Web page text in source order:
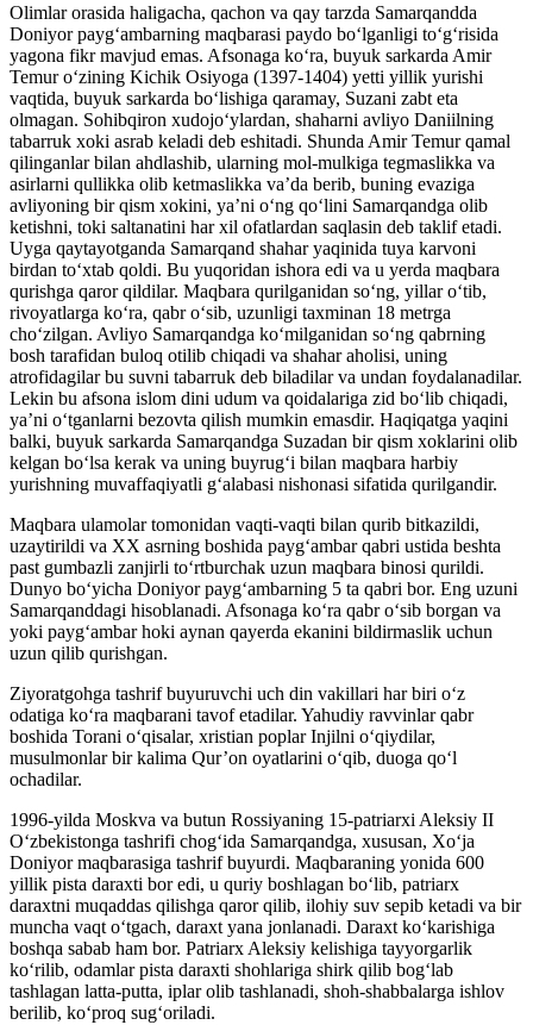
Olimlar orasida haligacha, qachon va qay tarzda Samarqandda
Doniyor paygʻambarning maqbarasi paydo boʻlganligi toʻgʻrisida
yagona fikr mavjud emas. Afsonaga ko‘ra, buyuk sarkarda Amir
Temur oʻzining Kichik Osiyoga (1397-1404) yetti yillik yurishi
vaqtida, buyuk sarkarda boʻlishiga qaramay, Suzani zabt eta
olmagan. Sohibqiron xudojoʻylardan, shaharni avliyo Daniilning
tabarruk xoki asrab keladi deb eshitadi. Shunda Amir Temur qamal
qilinganlar bilan ahdlashib, ularning mol-mulkiga tegmaslikka va
asirlarni qullikka olib ketmaslikka vaʼda berib, buning evaziga
avliyoning bir qism xokini, yaʼni oʻng qoʻlini Samarqandga olib
ketishni, toki saltanatini har xil ofatlardan saqlasin deb taklif etadi.
Uyga qaytayotganda Samarqand shahar yaqinida tuya karvoni
birdan to‘xtab qoldi. Bu yuqoridan ishora edi va u yerda maqbara
qurishga qaror qildilar. Maqbara qurilganidan so‘ng, yillar o‘tib,
rivoyatlarga ko‘ra, qabr o‘sib, uzunligi taxminan 18 metrga
cho‘zilgan. Avliyo Samarqandga koʻmilganidan soʻng qabrning
bosh tarafidan buloq otilib chiqadi va shahar aholisi, uning
atrofidagilar bu suvni tabarruk deb biladilar va undan foydalanadilar.
Lekin bu afsona islom dini udum va qoidalariga zid boʻlib chiqadi,
yaʼni oʻtganlarni bezovta qilish mumkin emasdir. Haqiqatga yaqini
balki, buyuk sarkarda Samarqandga Suzadan bir qism xoklarini olib
kelgan boʻlsa kerak va uning buyrugʻi bilan maqbara harbiy
yurishning muvaffaqiyatli gʻalabasi nishonasi sifatida qurilgandir.
Maqbara ulamolar tomonidan vaqti-vaqti bilan qurib bitkazildi,
uzaytirildi va XX asrning boshida payg‘ambar qabri ustida beshta
past gumbazli zanjirli to‘rtburchak uzun maqbara binosi qurildi.
Dunyo bo‘yicha Doniyor payg‘ambarning 5 ta qabri bor. Eng uzuni
Samarqanddagi hisoblanadi. Afsonaga ko‘ra qabr o‘sib borgan va
yoki payg‘ambar hoki aynan qayerda ekanini bildirmaslik uchun
uzun qilib qurishgan.
Ziyoratgohga tashrif buyuruvchi uch din vakillari har biri o‘z
odatiga ko‘ra maqbarani tavof etadilar. Yahudiy ravvinlar qabr
boshida Torani o‘qisalar, xristian poplar Injilni o‘qiydilar,
musulmonlar bir kalima Qur’on oyatlarini o‘qib, duoga qo‘l
ochadilar.
1996-yilda Moskva va butun Rossiyaning 15-patriarxi Aleksiy II
O‘zbekistonga tashrifi chog‘ida Samarqandga, xususan, Xo‘ja
Doniyor maqbarasiga tashrif buyurdi. Maqbaraning yonida 600
yillik pista daraxti bor edi, u quriy boshlagan bo‘lib, patriarx
daraxtni muqaddas qilishga qaror qilib, ilohiy suv sepib ketadi va bir
muncha vaqt o‘tgach, daraxt yana jonlanadi. Daraxt ko‘karishiga
boshqa sabab ham bor. Patriarx Aleksiy kelishiga tayyorgarlik
ko‘rilib, odamlar pista daraxti shohlariga shirk qilib bog‘lab
tashlagan latta-putta, iplar olib tashlanadi, shoh-shabbalarga ishlov
berilib, ko‘proq sug‘oriladi.